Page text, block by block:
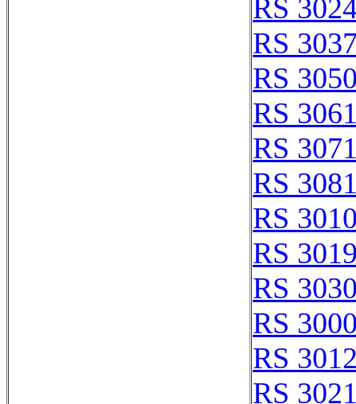
RS
RS
RS
RS
RS
RS
RS
RS
RS
RS
RS
RS